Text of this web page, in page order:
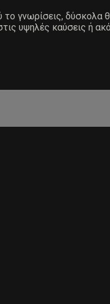
γνωρίσεις, δύσκολα
υψηλές καύσεις ή